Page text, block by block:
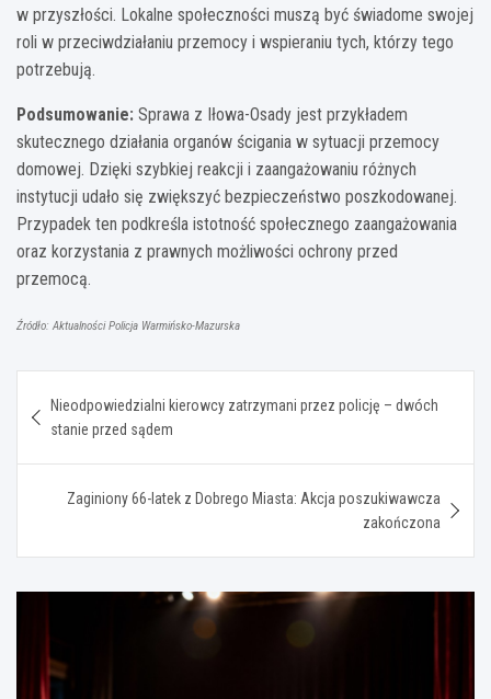
w przyszłości. Lokalne społeczności muszą być świadome swojej
roli w przeciwdziałaniu przemocy i wspieraniu tych, którzy tego
potrzebują.
Podsumowanie: Sprawa z Iłowa-Osady jest przykładem
skutecznego działania organów ścigania w sytuacji przemocy
domowej. Dzięki szybkiej reakcji i zaangażowaniu różnych
instytucji udało się zwiększyć bezpieczeństwo poszkodowanej.
Przypadek ten podkreśla istotność społecznego zaangażowania
oraz korzystania z prawnych możliwości ochrony przed
przemocą.
Źródło: Aktualności Policja Warmińsko-Mazurska
wpisu
Nieodpowiedzialni kierowcy zatrzymani przez policję – dwóch
stanie przed sądem
Zaginiony 66-latek z Dobrego Miasta: Akcja poszukiwawcza
zakończona